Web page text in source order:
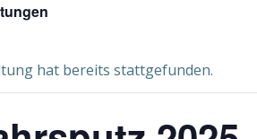
hat bereits stattgefunden.